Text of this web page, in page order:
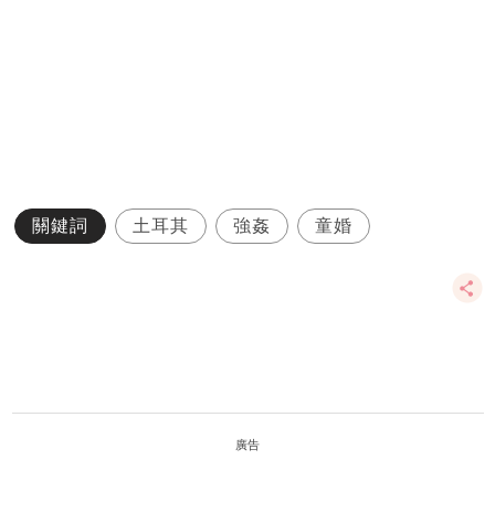
關鍵詞 土耳其 強姦 童婚
廣告